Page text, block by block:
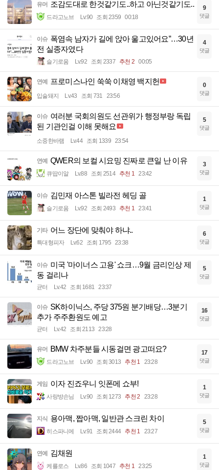
유머 조감도대로 한것같기도..하고 아닌것같기도..
드라고노브 Lv.90 조회 2359 00:18
9
댓글
이슈 폭염속 남자가 길에 앉아 울고있어요”…30년
전 실종자였다
슬기로움 Lv.92 조회 2337 추천 2 00:05
4
댓글
연예 프로미스나인 쑥쑥 이채영 백지헌
입술돼지 Lv.43 조회 731 23:56
0
댓글
이슈 여러분 국회의원도 선관위가 행정부랑 독립
된 기관인걸 이해 못해요
소중한바램 Lv.44 조회 1339 23:54
5
댓글
연예 QWER의 보컬 시요밍 진짜로 큰일 난 이유
큐땁이알 Lv.88 조회 2514 추천 1 23:42
3
댓글
이슈 김민재 아스톤 빌라전 헤딩 골
슬기로움 Lv.92 조회 2493 추천 1 23:41
1
댓글
기타 어느 장단에 맞춰야 하냐..
특대형피자 Lv.62 조회 1795 23:38
6
댓글
이슈 미국 '마이너스 고용' 쇼크…9월 금리인상 제
동 걸리나
균터 Lv.42 조회 1681 23:37
5
댓글
이슈 SK하이닉스, 주당 375원 분기배당…3분기
추가 주주환원도 예고
균터 Lv.42 조회 2113 23:28
16
댓글
유머 BMW 차주분들 시동걸면 광고떠요?
드라고노브 Lv.90 조회 3013 추천 1 23:28
17
댓글
게임 이자 진죠우니 잇폰메 쇼부!
사랑방손님 Lv.90 조회 1273 추천 2 23:28
1
댓글
지식 용아맥, 짭아맥, 일반관 스크린 차이
히스파니에 Lv.91 조회 2444 추천 1 23:27
5
댓글
연예 김채원
케를로스 Lv.86 조회 1047 추천 1 23:25
1
댓글